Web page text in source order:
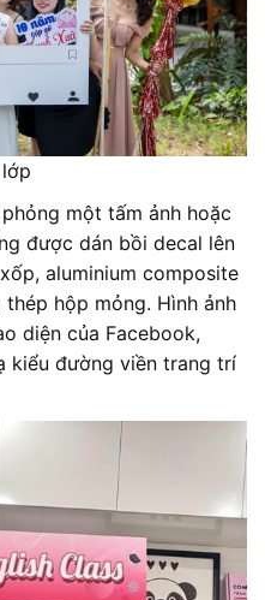
một tấm ảnh hoặc
được dán bồi decal lên
aluminium composite
hộp mỏng. Hình ảnh
diện của Facebook,
kiểu đường viền trang trí